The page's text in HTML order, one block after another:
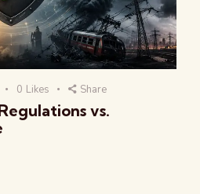
0 Likes Share
vs.